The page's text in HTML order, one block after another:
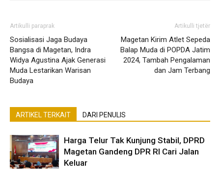
Artikulli paraprak
Sosialisasi Jaga Budaya
Bangsa di Magetan, Indra
Widya Agustina Ajak Generasi
Muda Lestarikan Warisan
Budaya
Artikulli tjetër
Magetan Kirim Atlet Sepeda
Balap Muda di POPDA Jatim
2024, Tambah Pengalaman
dan Jam Terbang
ARTIKEL TERKAIT DARI PENULIS
Harga Telur Tak Kunjung Stabil, DPRD
Magetan Gandeng DPR RI Cari Jalan
Keluar